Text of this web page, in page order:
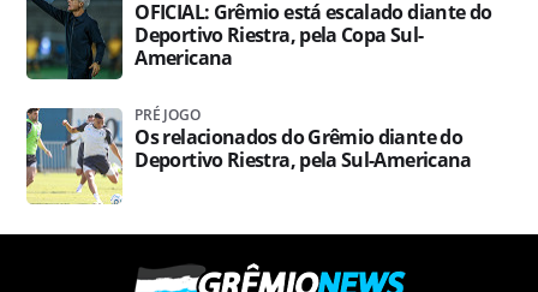
OFICIAL: Grêmio está escalado diante do
Deportivo Riestra, pela Copa Sul-
Americana
PRÉ JOGO
Os relacionados do Grêmio diante do
Deportivo Riestra, pela Sul-Americana